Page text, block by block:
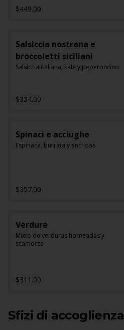
$449.00
Salsiccia nostrana e
broccoletti siciliani
Salsiccia italiana, kale y peperoncino
$334.00
Spinaci e acciughe
Espinaca, burrata y anchoas
$357.00
Verdure
Mixto de verduras horneadas y
scamorza
$311.00
Sfizi di accoglienza